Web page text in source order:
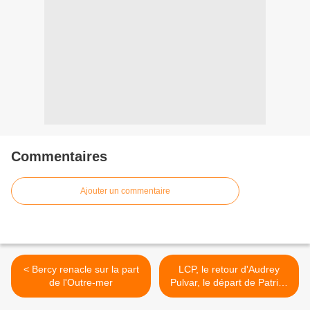
Commentaires
Ajouter un commentaire
< Bercy renacle sur la part
de l'Outre-mer
LCP, le retour d'Audrey
Pulvar, le départ de Patrick
Jean-Pierre >